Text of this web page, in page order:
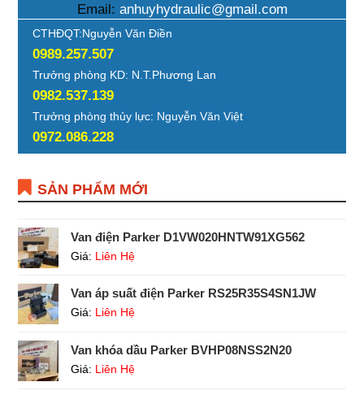
Email: anhuyhydraulic@gmail.com
CTHĐQT:Nguyễn Văn Điền
0989.257.507
Trưởng phòng KD: N.T.Phương Lan
0982.537.139
Trưởng phòng thủy lực: Nguyễn Văn Việt
0972.086.228
SẢN PHẨM MỚI
Van điện Parker D1VW020HNTW91XG562
Giá: Liên Hệ
Van áp suất điện Parker RS25R35S4SN1JW
Giá: Liên Hệ
Van khóa dầu Parker BVHP08NSS2N20
Giá: Liên Hệ